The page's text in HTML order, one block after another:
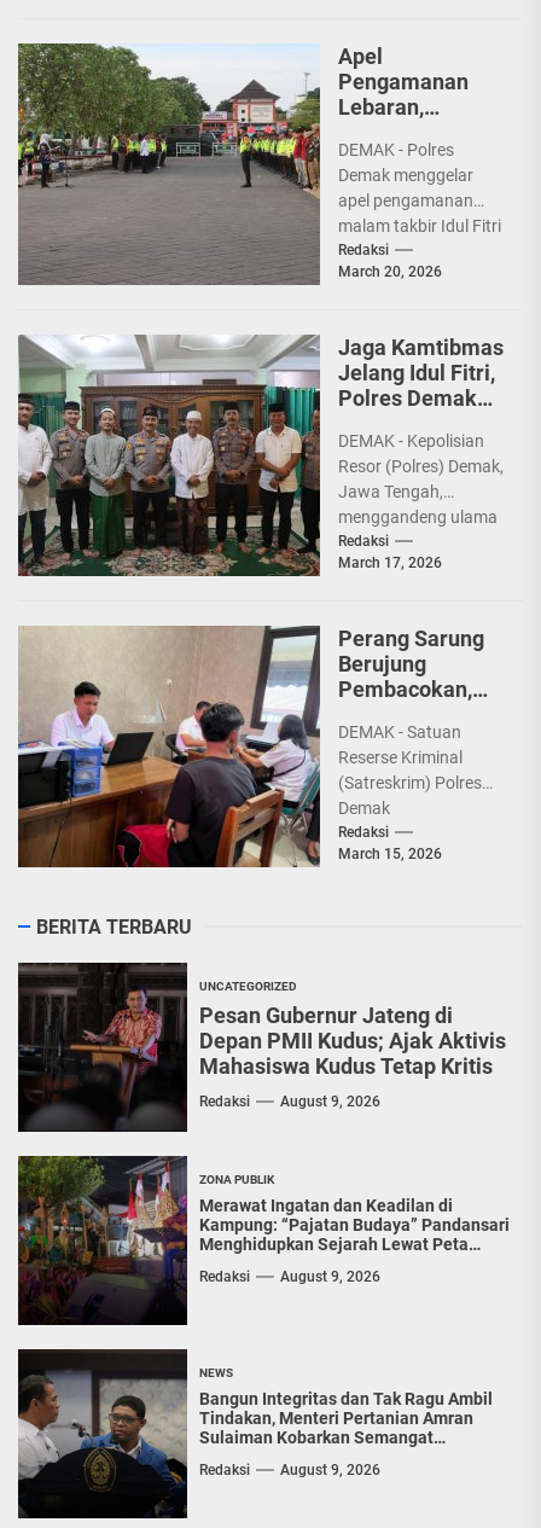
Wicaksana...
Apel
Pengamanan
Lebaran,
Demak
Tegaskan
Larangan Sound
Horeg
DEMAK - Polres
Demak menggelar
apel pengamanan
malam takbir Idul Fitri
1447 Hijriah di Alun-
alun Demak, Jumat
Redaksi
March 20, 2026
Jaga Kamtibmas
Jelang Idul Fitri,
Polres Demak
dan PCNU
DEMAK - Kepolisian
Resor (Polres) Demak,
Jawa Tengah,
menggandeng ulama
dan tokoh
masyarakat untuk
aman dan...
Redaksi
March 17, 2026
Perang Sarung
Berujung
Pembacokan,
Diamankan
Polisi
DEMAK - Satuan
Reserse Kriminal
(Satreskrim) Polres
Demak
mengamankan tiga
remaja yang diduga
Redaksi
March 15, 2026
BERITA TERBARU
UNCATEGORIZED
Pesan Gubernur Jateng di
Depan PMII Kudus; Ajak Aktivis
Mahasiswa Kudus Tetap Kritis
Redaksi August 9, 2026
ZONA PUBLIK
Merawat Ingatan dan Keadilan di
Kampung: “Pajatan Budaya” Pandansari
Menghidupkan Sejarah Lewat Peta
Redaksi August 9, 2026
NEWS
Bangun Integritas dan Tak Ragu Ambil
Tindakan, Menteri Pertanian Amran
Sulaiman Kobarkan Semangat
Redaksi August 9, 2026